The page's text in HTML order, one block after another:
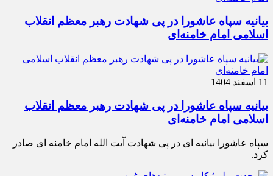
بیانیه سپاه عاشورا در پی شهادت رهبر معظم انقلاب
اسلامی امام خامنه‌ای
11 اسفند 1404
بیانیه سپاه عاشورا در پی شهادت رهبر معظم انقلاب
اسلامی امام خامنه‌ای
سپاه عاشورا بیانیه ای در پی شهادت آیت الله امام خامنه ای صادر
کرد.